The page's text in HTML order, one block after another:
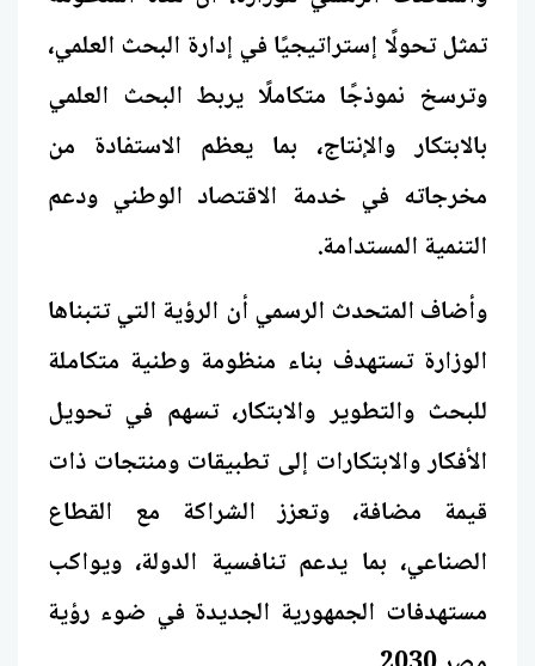
تمثل تحولًا إستراتيجيًا في إدارة البحث العلمي،
وترسخ نموذجًا متكاملًا يربط البحث العلمي
بالابتكار والإنتاج، بما يعظم الاستفادة من
مخرجاته في خدمة الاقتصاد الوطني ودعم
التنمية المستدامة.
وأضاف المتحدث الرسمي أن الرؤية التي تتبناها
الوزارة تستهدف بناء منظومة وطنية متكاملة
للبحث والتطوير والابتكار، تسهم في تحويل
الأفكار والابتكارات إلى تطبيقات ومنتجات ذات
قيمة مضافة، وتعزز الشراكة مع القطاع
الصناعي، بما يدعم تنافسية الدولة، ويواكب
مستهدفات الجمهورية الجديدة في ضوء رؤية